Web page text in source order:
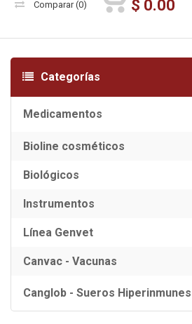
Comparar(0) $ 0.00
Categorías
Medicamentos
Bioline cosméticos
Biológicos
Instrumentos
Línea Genvet
Canvac - Vacunas
Canglob - Sueros Hiperinmunes